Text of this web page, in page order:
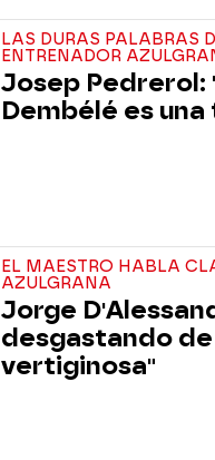
LAS DURAS PALABRAS
ENTRENADOR
Josep Pedrerol:
Dembélé es
EL MAESTRO HABLA
AZULGRANA
Jorge
desgastando
vertiginosa"